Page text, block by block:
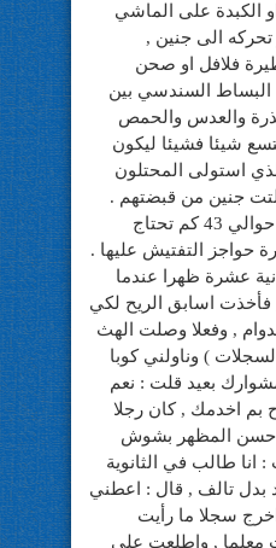
الكبدة على الماشي
تحركه الى جنين ,
فلافل او صحن
السندسي بين
والعدس والحمص
شيئا فشيئا ليكون
استولى المحتلون
عام 1948 وفلتت جنين من قبضتهم .
والمسافة بين المدينتين حوالي 43 كم تحتاج
حواجز التفتيش عليها .
عشرة ظهرا عندما
اسابق الريح لكي
, وفعلا وصلت الهث
) وناولني كوبا
بعيد قلت : نعم
اخدمك , كان رجلا
المظهر بشوش
انا طالب في الثانوية
بدل تالف , قال : اعطني
سجلا ما رأيت
معلما , واطلعت على